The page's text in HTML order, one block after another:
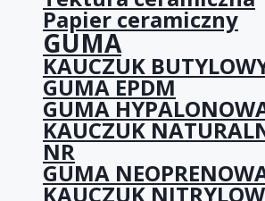
Papier ceramiczny
GUMA
KAUCZUK
GUMA EPDM
GUMA
KAUCZUK
NR
GUMA
KAUCZUK